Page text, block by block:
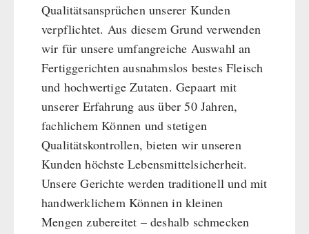
Qualitätsansprüchen unserer Kunden
verpflichtet. Aus diesem Grund verwenden
wir für unsere umfangreiche Auswahl an
Fertiggerichten ausnahmslos bestes Fleisch
und hochwertige Zutaten. Gepaart mit
unserer Erfahrung aus über 50 Jahren,
fachlichem Können und stetigen
Qualitätskontrollen, bieten wir unseren
Kunden höchste Lebensmittelsicherheit.
Unsere Gerichte werden traditionell und mit
handwerklichem Können in kleinen
Mengen zubereitet – deshalb schmecken